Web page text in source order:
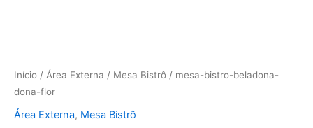
Início / Área Externa / Mesa Bistrô / mesa-bistro-beladona-
dona-flor
Área Externa, Mesa Bistrô